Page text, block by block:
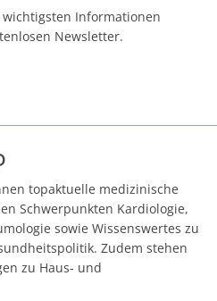
Informationen
Newsletter.
topaktuelle medizinische
Schwerpunkten Kardiologie,
sowie Wissenswertes zu
Zudem stehen
zu Haus- und